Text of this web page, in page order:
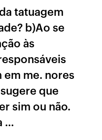
tatuagem
b)Ao se
às
em me. nores
que
sim ou não.
…